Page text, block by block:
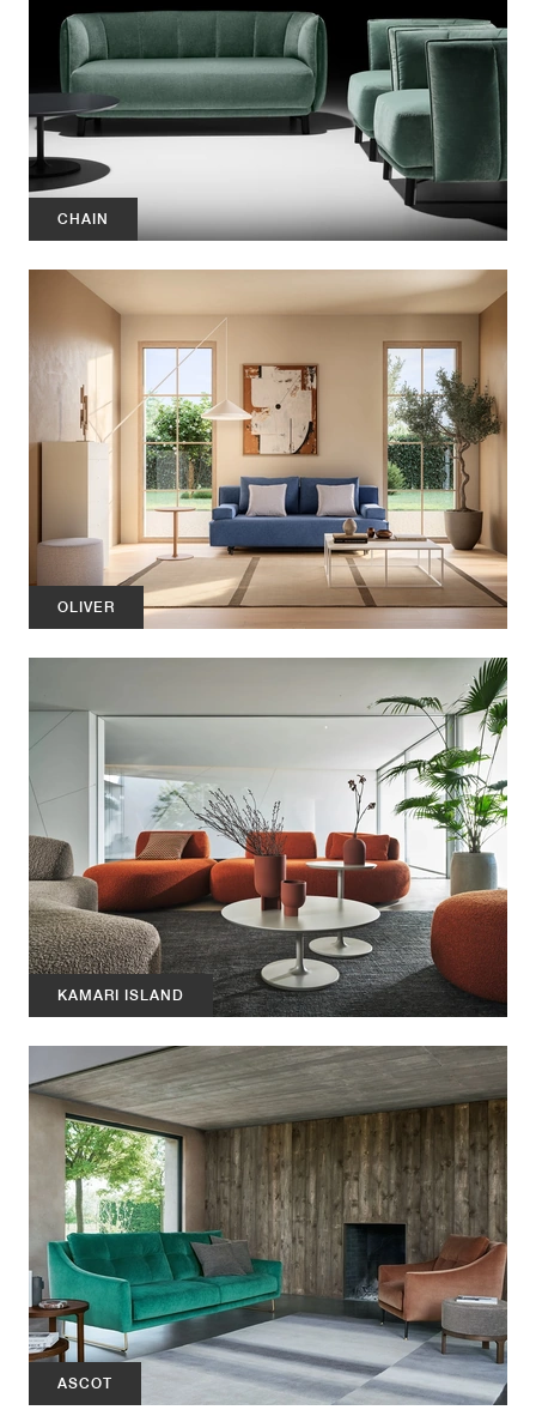
CHAIN
OLIVER
KAMARI ISLAND
ASCOT